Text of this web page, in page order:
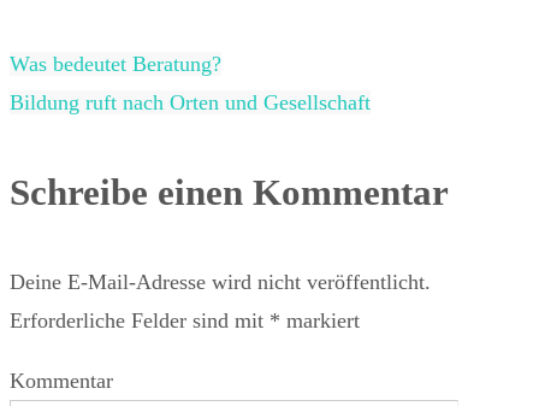
Was bedeutet Beratung?
Bildung ruft nach Orten und Gesellschaft
Schreibe einen Kommentar
Deine E-Mail-Adresse wird nicht veröffentlicht.
Erforderliche Felder sind mit * markiert
Kommentar